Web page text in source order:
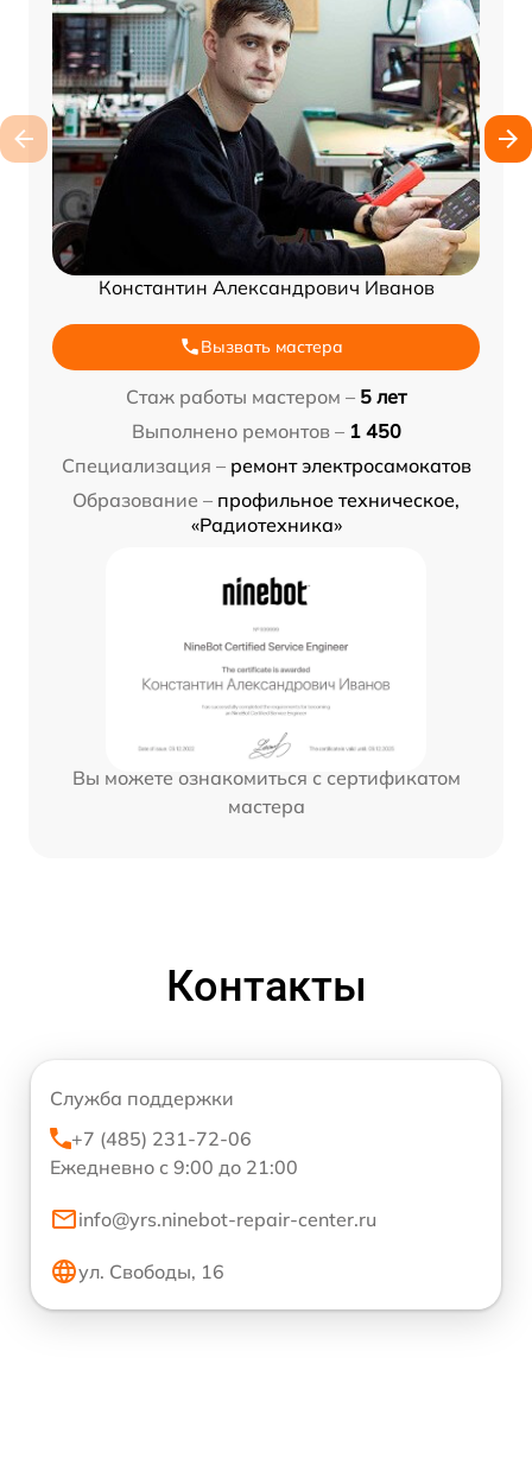
Константин Александрович Иванов
Вызвать мастера
Стаж работы мастером – 5 лет
Выполнено ремонтов – 1 450
Специализация – ремонт электросамокатов
Образование – профильное техническое,
«Радиотехника»
Вы можете ознакомиться с сертификатом
мастера
Контакты
Служба поддержки
+7 (485) 231-72-06
Ежедневно с 9:00 до 21:00
info@yrs.ninebot-repair-center.ru
ул. Свободы, 16